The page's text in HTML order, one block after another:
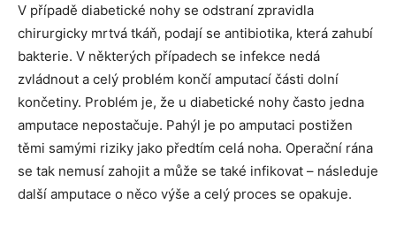
V případě diabetické nohy se odstraní zpravidla
chirurgicky mrtvá tkáň, podají se antibiotika, která zahubí
bakterie. V některých případech se infekce nedá
zvládnout a celý problém končí amputací části dolní
končetiny. Problém je, že u diabetické nohy často jedna
amputace nepostačuje. Pahýl je po amputaci postižen
těmi samými riziky jako předtím celá noha. Operační rána
se tak nemusí zahojit a může se také infikovat – následuje
další amputace o něco výše a celý proces se opakuje.